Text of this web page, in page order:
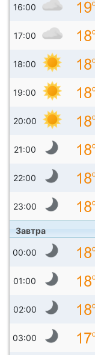
16:00
17:00
18:00
19:00
20:00
21:00
22:00
23:00
Завтра
00:00
01:00
02:00
03:00